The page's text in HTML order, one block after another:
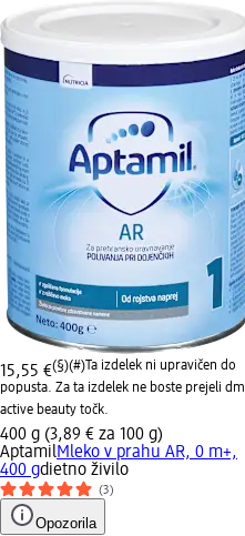
15,55 €(§)(#)Ta izdelek ni upravičen do
popusta. Za ta izdelek ne boste prejeli dm
active beauty točk.
400 g (3,89 € za 100 g)
AptamilMleko v prahu AR, 0 m+,
400 gdietno živilo
(3)
Opozorila